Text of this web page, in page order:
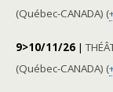
(Québec-CANADA) (
9>10/11/26 |
(Québec-CANADA) (